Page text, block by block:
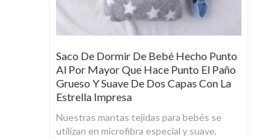
Saco De Dormir De Bebé Hecho Punto
Al Por Mayor Que Hace Punto El Paño
Grueso Y Suave De Dos Capas Con La
Estrella Impresa
Nuestras mantas tejidas para bebés se
utilizan en microfibra especial y suave,